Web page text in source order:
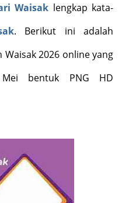
Waisak lengkap kata-
. Berikut ini adalah
2026 online yang
bentuk PNG HD